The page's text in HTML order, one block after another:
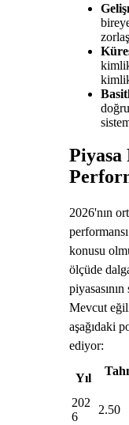
Piyasa
2026'nın
konusu
ölçüde
Mevcut
aşağıdaki
ediyor:
Yıl
202
6
2.50